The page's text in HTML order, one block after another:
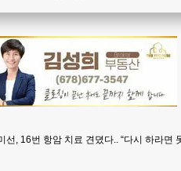
선, 16번 항암 치료 견뎠다.. “다시 하라면